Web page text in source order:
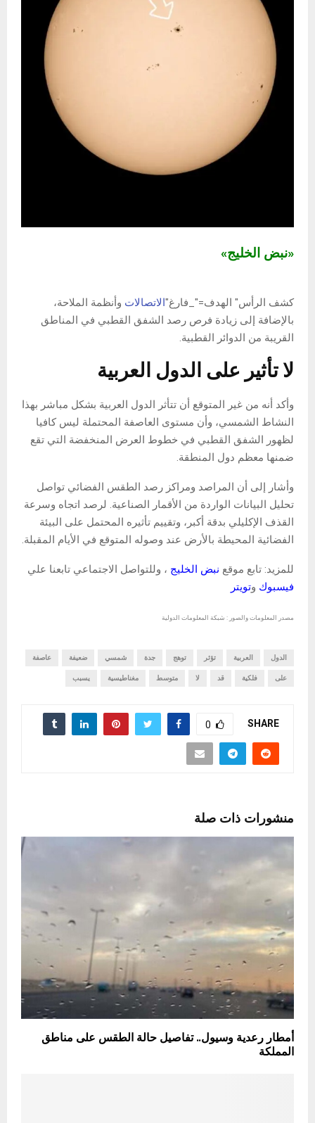
«نبض الخليج»
كشف الرأس" الهدف="_فارغ" الاتصالات وأنظمة الملاحة،
بالإضافة إلى زيادة فرص رصد الشفق القطبي في المناطق
القريبة من الدوائر القطبية.
لا تأثير على الدول العربية
وأكد أنه من غير المتوقع أن تتأثر الدول العربية بشكل مباشر بهذا
النشاط الشمسي، وأن مستوى العاصفة المحتملة ليس كافيا
لظهور الشفق القطبي في خطوط العرض المنخفضة التي تقع
ضمنها معظم دول المنطقة.
وأشار إلى أن المراصد ومراكز رصد الطقس الفضائي تواصل
تحليل البيانات الواردة من الأقمار الصناعية. لرصد اتجاه وسرعة
القذف الإكليلي بدقة أكبر، وتقييم تأثيره المحتمل على البيئة
الفضائية المحيطة بالأرض عند وصوله المتوقع في الأيام المقبلة.
للمزيد: تابع موقع نبض الخليج ، وللتواصل الاجتماعي تابعنا علي
فيسبوك وتويتر
مصدر المعلومات والصور : شبكة المعلومات الدولية
الدول العربية تؤثر توهج جدة شمسي ضعيفة عاصفة
على فلكية قد لا متوسط مغناطيسية يسبب
SHARE
0
منشورات ذات صلة
أمطار رعدية وسيول.. تفاصيل حالة الطقس على مناطق
المملكة